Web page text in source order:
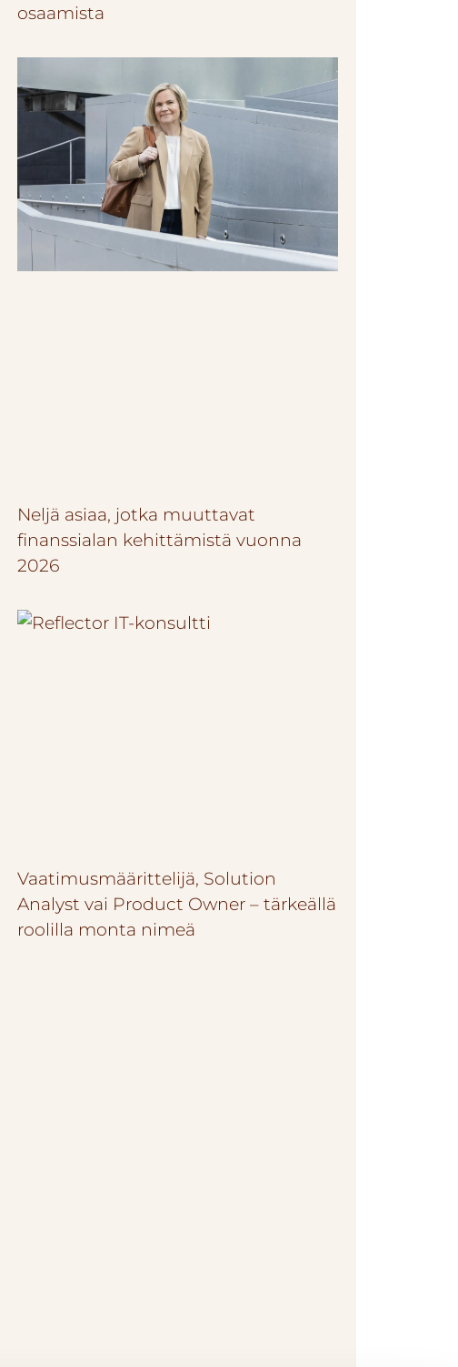
osaamista
Neljä asiaa, jotka muuttavat
finanssialan kehittämistä vuonna
2026
Vaatimusmäärittelijä, Solution
Analyst vai Product Owner – tärkeällä
roolilla monta nimeä